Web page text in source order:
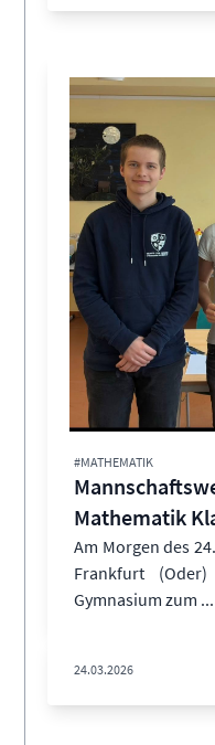
#MATHEMATIK
Mathematik
Am Morgen des
Frankfurt (Oder)
Gymnasium zum ...
24.03.2026